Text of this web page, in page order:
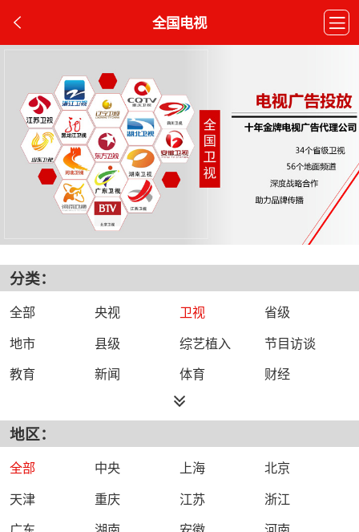
全国电视
分类：
全部 央视 卫视
省级
地市
县级 综艺植入
节目访谈
教育
新闻 体育
财经
科技
都市
文化
文艺 娱乐
影视
电影
生活 电视剧
综合
时尚
民生 IPTV智能电视
数字电视
地区：
全部 中央 上海
北京
天津
重庆 江苏
浙江